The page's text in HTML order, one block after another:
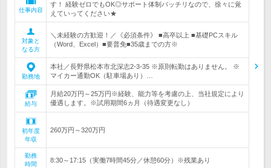
仕事内容
す！ 経験ゼロでもOK◎サポート体制バッチリなので、徐々に覚
えていってください★
対象と
なる方
＼未経験の方歓迎！／《必須条件》 ■高卒以上 ■基礎PCスキル
（Word、Excel）■要普免■35歳までの方※
勤務地
本社／長野県松本市北深志2-3-35 ※原則転勤はありません。 ※
マイカー通勤OK（駐車場あり）…
給与
月給20万円～25万円※経験、能力等を考慮の上、当社規定により
優遇します。※試用期間6ヵ月（待遇変更なし）
初年度
年収
260万円～320万円
勤務
時間
8:30～17:15（実働7時間45分／休憩60分）※残業あり